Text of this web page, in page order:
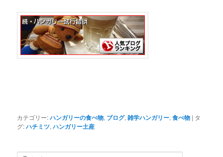
カテゴリー:ハンガリーの食べ物, ブログ,雑学ハンガリー,食べ物 | タ
グ:ハチミツ,ハンガリー土産